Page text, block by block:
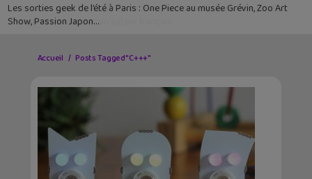
Les sorties geek de l’été à Paris : One Piece au musée Grévin, Zoo Art
Show, Passion Japon…
Accueil Posts Tagged "C+++"